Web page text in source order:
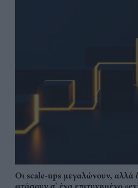
Οι scale-ups μεγαλώνουν, αλλά